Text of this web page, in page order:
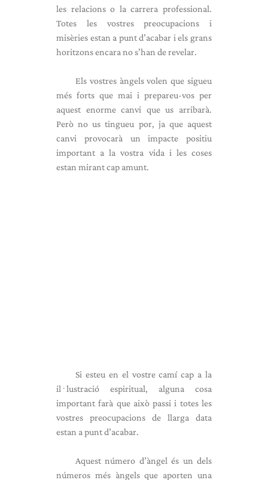
les relacions o la carrera professional.
Totes les vostres preocupacions i
misèries estan a punt d’acabar i els grans
horitzons encara no s’han de revelar.
Els vostres àngels volen que sigueu
més forts que mai i prepareu-vos per
aquest enorme canvi que us arribarà.
Però no us tingueu por, ja que aquest
canvi provocarà un impacte positiu
important a la vostra vida i les coses
estan mirant cap amunt.
Si esteu en el vostre camí cap a la
il·lustració espiritual, alguna cosa
important farà que això passi i totes les
vostres preocupacions de llarga data
estan a punt d’acabar.
Aquest número d’àngel és un dels
números més àngels que aporten una